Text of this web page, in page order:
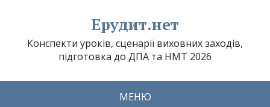
Ерудит.нет
Конспекти уроків, сценарії виховних заходів,
підготовка до ДПА та НМТ 2026
МЕНЮ